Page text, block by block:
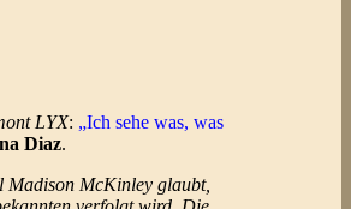
LYX: „Ich sehe was, was
Diaz.
Madison McKinley glaubt,